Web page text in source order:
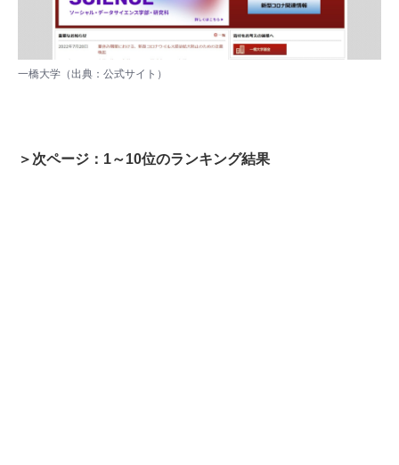
一橋大学（出典： 公式サイト ）
＞次ページ：1～10位のランキング結果